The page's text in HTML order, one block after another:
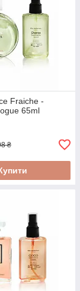
Fraiche -
65ml
₴